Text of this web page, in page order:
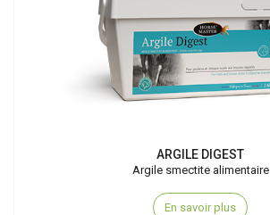
ARGILE DIGEST
Argile smectite alimentaire
En savoir plus